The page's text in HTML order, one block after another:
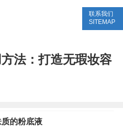
联系我们
SITEMAP
法：打造无瑕妆容
的粉底液